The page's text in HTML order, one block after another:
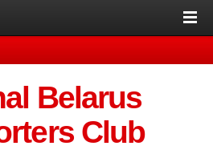
Belarus
Club